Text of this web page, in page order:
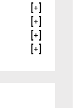
[+]
[+]
[+]
[+]